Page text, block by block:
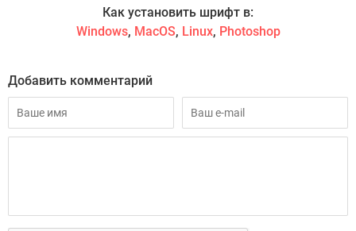
Как установить шрифт в:
Windows, MacOS, Linux, Photoshop
Добавить комментарий